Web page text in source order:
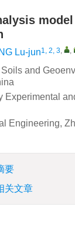
Lu-jun1, 2, 3, ,
and
Experimental
Engineering,
要
关文章